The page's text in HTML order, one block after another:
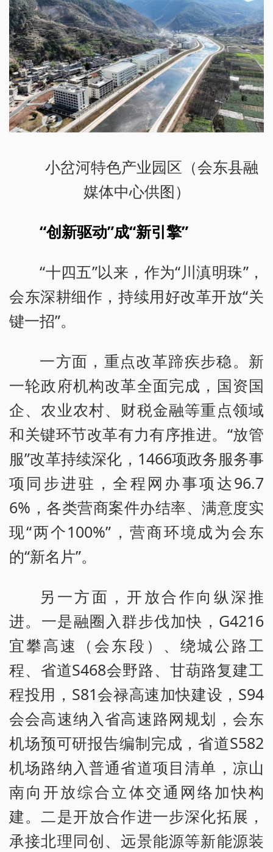
小岔河特色产业园区（会东县融
媒体中心供图）
“创新驱动”成“新引擎”
“十四五”以来，作为“川滇明珠”，
会东深耕细作，持续用好改革开放“关
键一招”。
一方面，重点改革蹄疾步稳。新
一轮政府机构改革全面完成，国资国
企、农业农村、财税金融等重点领域
和关键环节改革有力有序推进。“放管
服”改革持续深化，1466项政务服务事
项同步进驻，全程网办事项达96.7
6%，各类营商案件办结率、满意度实
现“两个100%”，营商环境成为会东
的“新名片”。
另一方面，开放合作向纵深推
进。一是融圈入群步伐加快，G4216
宜攀高速（会东段）、绕城公路工
程、省道S468会野路、甘葫路复建工
程投用，S81会禄高速加快建设，S94
会会高速纳入省高速路网规划，会东
机场预可研报告编制完成，省道S582
机场路纳入普通省道项目清单，凉山
南向开放综合立体交通网络加快构
建。二是开放合作进一步深化拓展，
承接北理同创、远景能源等新能源装